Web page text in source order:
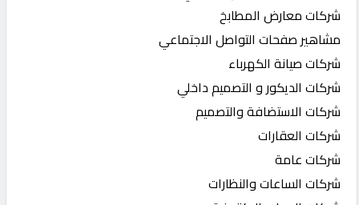
شركات معارض المطابخ
مشاهير صفحات التواصل الاجتماعي
شركات صيانة الكهرباء
شركات الديكور و التصميم داخلي
شركات الاستضافة والتصميم
شركات العقارات
شركات عامة
شركات الساعات والنظارات